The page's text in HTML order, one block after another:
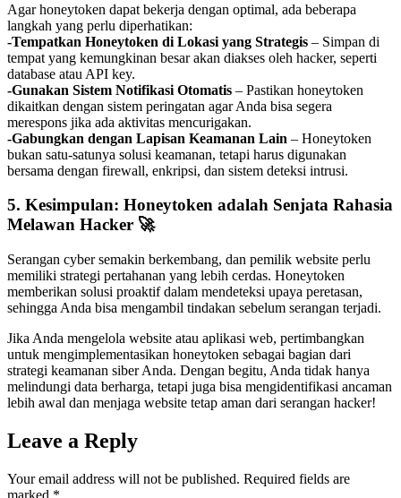
Agar honeytoken dapat bekerja dengan optimal, ada beberapa
langkah yang perlu diperhatikan:
-Tempatkan Honeytoken di Lokasi yang Strategis – Simpan di
tempat yang kemungkinan besar akan diakses oleh hacker, seperti
database atau API key.
-Gunakan Sistem Notifikasi Otomatis – Pastikan honeytoken
dikaitkan dengan sistem peringatan agar Anda bisa segera
merespons jika ada aktivitas mencurigakan.
-Gabungkan dengan Lapisan Keamanan Lain – Honeytoken
bukan satu-satunya solusi keamanan, tetapi harus digunakan
bersama dengan firewall, enkripsi, dan sistem deteksi intrusi.
5. Kesimpulan: Honeytoken adalah Senjata Rahasia
Melawan Hacker 🚀
Serangan cyber semakin berkembang, dan pemilik website perlu
memiliki strategi pertahanan yang lebih cerdas. Honeytoken
memberikan solusi proaktif dalam mendeteksi upaya peretasan,
sehingga Anda bisa mengambil tindakan sebelum serangan terjadi.
Jika Anda mengelola website atau aplikasi web, pertimbangkan
untuk mengimplementasikan honeytoken sebagai bagian dari
strategi keamanan siber Anda. Dengan begitu, Anda tidak hanya
melindungi data berharga, tetapi juga bisa mengidentifikasi ancaman
lebih awal dan menjaga website tetap aman dari serangan hacker!
Leave a Reply
Your email address will not be published. Required fields are
marked *